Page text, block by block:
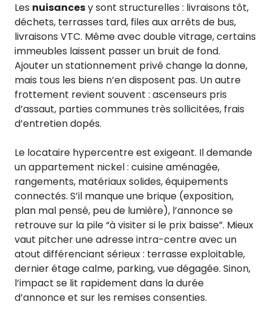
Les nuisancesy sont structurelles : livraisons tôt,
déchets, terrasses tard, files aux arrêts de bus,
livraisons VTC. Même avec double vitrage, certains
immeubles laissent passer un bruit de fond.
Ajouter un stationnement privé change la donne,
mais tous les biens n’en disposent pas. Un autre
frottement revient souvent : ascenseurs pris
d’assaut, parties communes très sollicitées, frais
d’entretien dopés.
Le locataire hypercentre est exigeant. Il demande
un appartement nickel : cuisine aménagée,
rangements, matériaux solides, équipements
connectés. S’il manque une brique (exposition,
plan mal pensé, peu de lumière), l’annonce se
retrouve sur la pile “à visiter si le prix baisse”. Mieux
vaut pitcher une adresse intra-centre avec un
atout différenciant sérieux : terrasse exploitable,
dernier étage calme, parking, vue dégagée. Sinon,
l’impact se lit rapidement dans la durée
d’annonce et sur les remises consenties.